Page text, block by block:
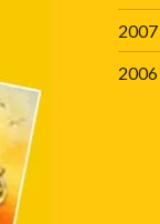
2007
2006